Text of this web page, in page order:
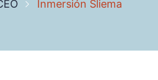
Inmersión Sliema